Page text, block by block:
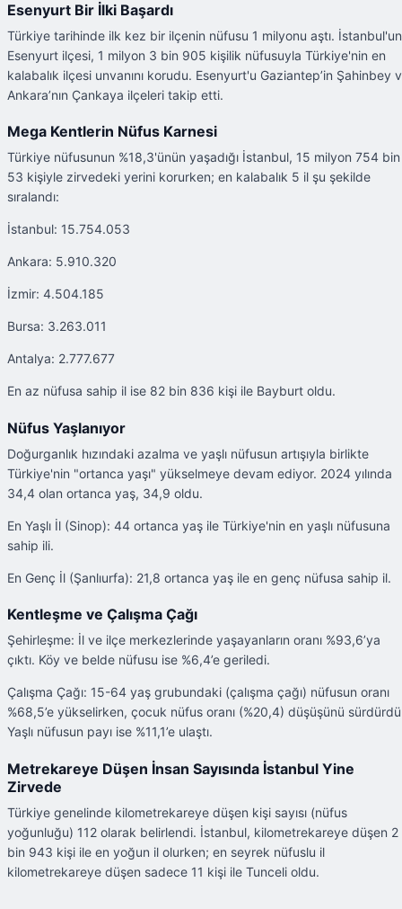
Esenyurt Bir İlki Başardı
Türkiye tarihinde ilk kez bir ilçenin nüfusu 1 milyonu aştı. İstanbul'un
Esenyurt ilçesi, 1 milyon 3 bin 905 kişilik nüfusuyla Türkiye'nin en
kalabalık ilçesi unvanını korudu. Esenyurt'u Gaziantep’in Şahinbey
Ankara’nın Çankaya ilçeleri takip etti.
Mega Kentlerin Nüfus Karnesi
Türkiye nüfusunun %18,3'ünün yaşadığı İstanbul, 15 milyon 754 bin
53 kişiyle zirvedeki yerini korurken; en kalabalık 5 il şu şekilde
sıralandı:
İstanbul: 15.754.053
Ankara: 5.910.320
İzmir: 4.504.185
Bursa: 3.263.011
Antalya: 2.777.677
En az nüfusa sahip il ise 82 bin 836 kişi ile Bayburt oldu.
Nüfus Yaşlanıyor
Doğurganlık hızındaki azalma ve yaşlı nüfusun artışıyla birlikte
Türkiye'nin "ortanca yaşı" yükselmeye devam ediyor. 2024 yılında
34,4 olan ortanca yaş, 34,9 oldu.
En Yaşlı İl (Sinop): 44 ortanca yaş ile Türkiye'nin en yaşlı nüfusuna
sahip ili.
En Genç İl (Şanlıurfa): 21,8 ortanca yaş ile en genç nüfusa sahip il.
Kentleşme ve Çalışma Çağı
Şehirleşme: İl ve ilçe merkezlerinde yaşayanların oranı %93,6’ya
çıktı. Köy ve belde nüfusu ise %6,4’e geriledi.
Çalışma Çağı: 15-64 yaş grubundaki (çalışma çağı) nüfusun oranı
%68,5’e yükselirken, çocuk nüfus oranı (%20,4) düşüşünü
Yaşlı nüfusun payı ise %11,1’e ulaştı.
Metrekareye Düşen İnsan Sayısında İstanbul Yine
Zirvede
Türkiye genelinde kilometrekareye düşen kişi sayısı (nüfus
yoğunluğu) 112 olarak belirlendi. İstanbul, kilometrekareye düşen 2
bin 943 kişi ile en yoğun il olurken; en seyrek nüfuslu il
kilometrekareye düşen sadece 11 kişi ile Tunceli oldu.